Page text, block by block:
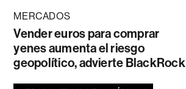
MERCADOS
Vender euros para comprar
yenes aumenta el riesgo
geopolítico, advierte BlackRock